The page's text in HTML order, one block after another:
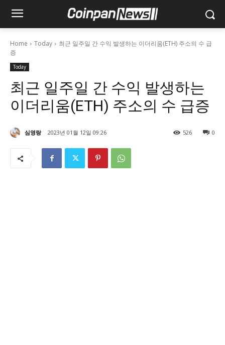
Home Today
최근 일주일 간 수익 발생하는 이더리움(ETH) 주소의 수 급
증
Today
최근 일주일 간 수익 발생하는
이더리움(ETH) 주소의 수 급증
심영랑 2023년 01월 12일 09:26 0
526